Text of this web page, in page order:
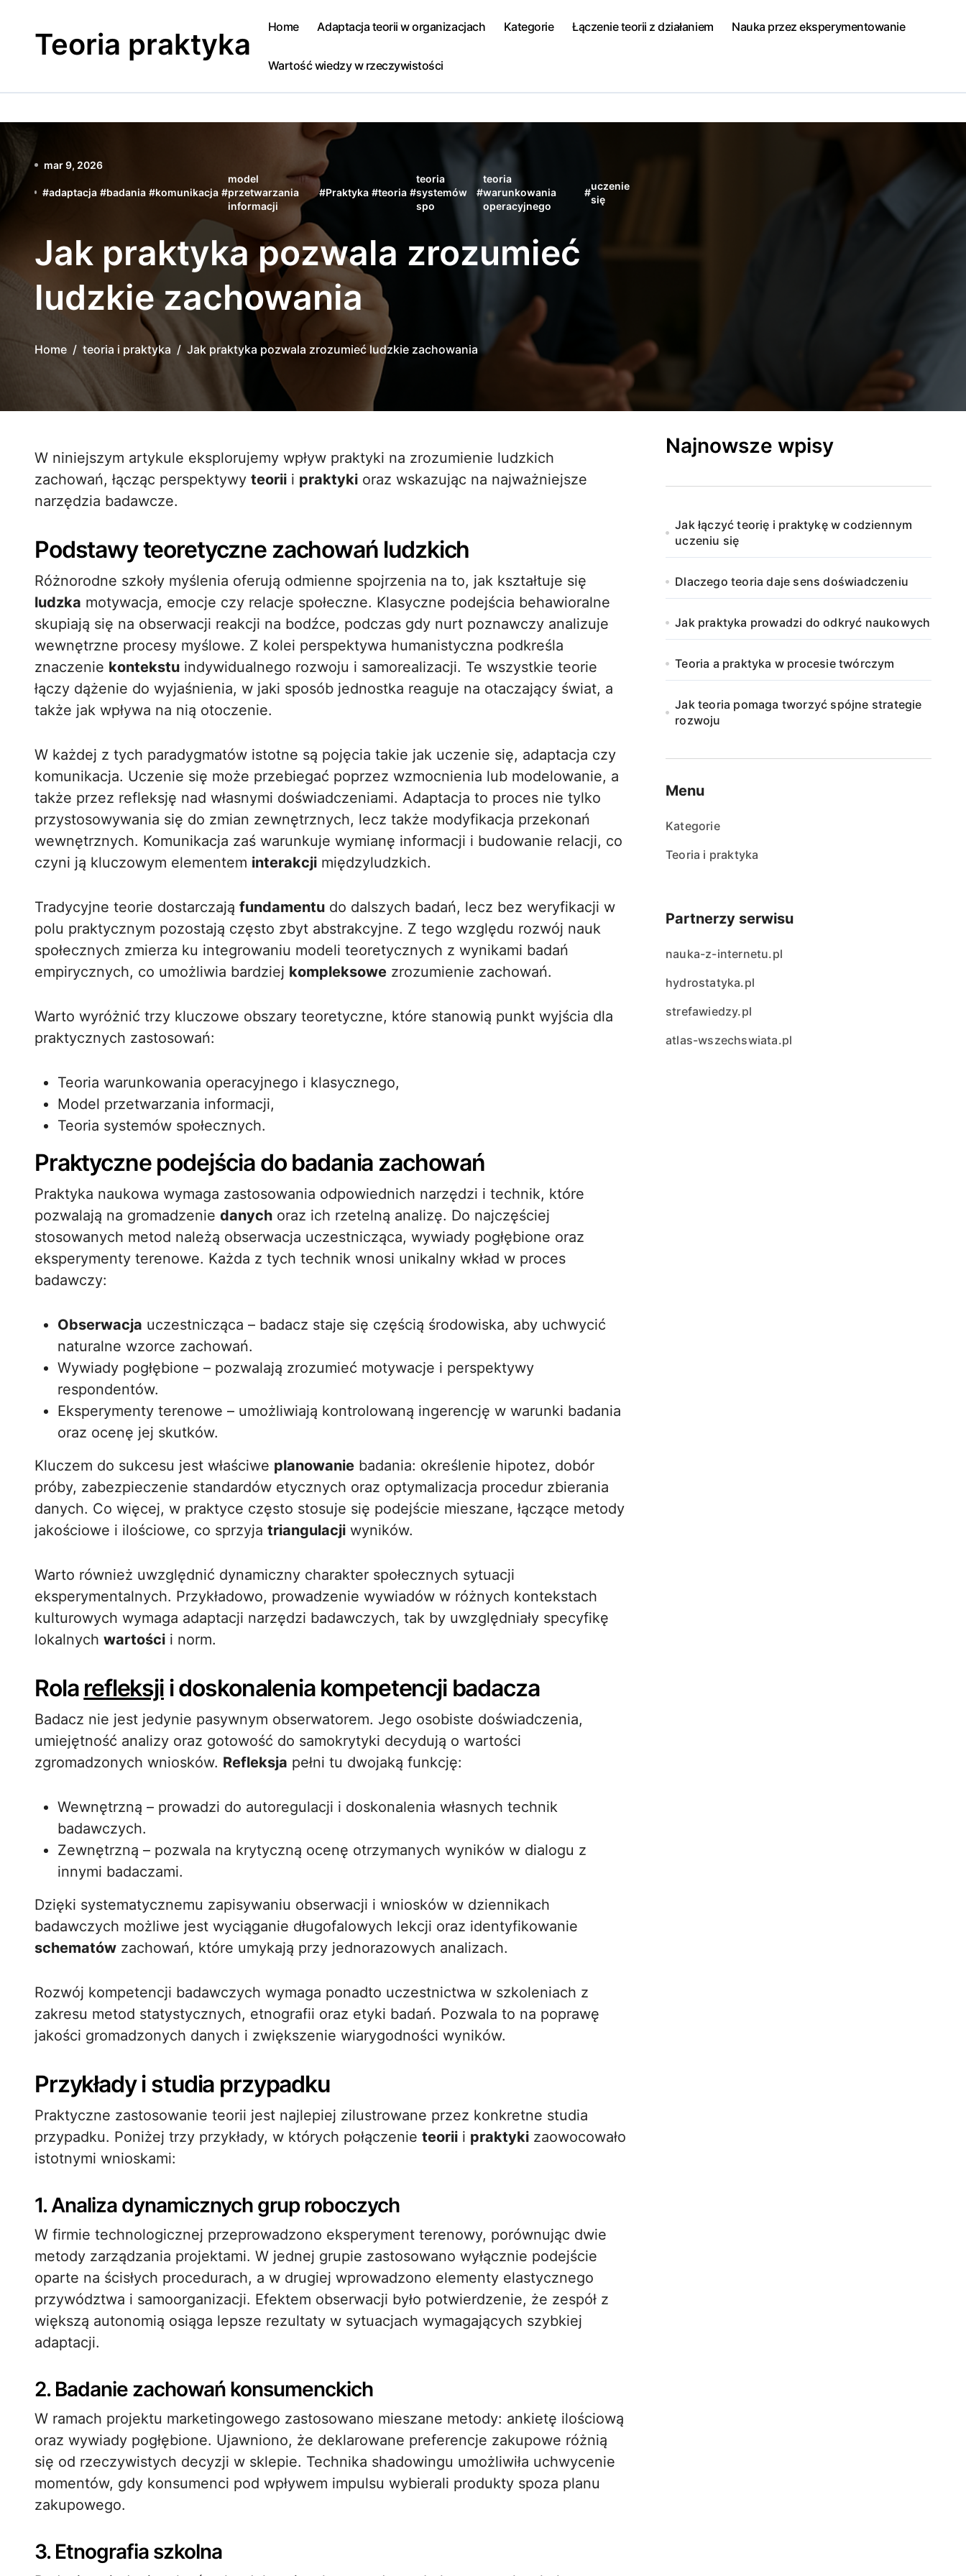
contentTeoria praktyka Home Adaptacja teorii w organizacjach Kategorie Łączenie teorii z działaniem Nauka przez eksperymentowanie
Wartość wiedzy w rzeczywistości
mar 9, 2026
#adaptacja #badania #komunikacja #
model
przetwarzania
informacji
#Praktyka #teoria #
teoria
systemów
spo
#
teoria
warunkowania
operacyjnego
#
uczenie
się
Jak praktyka pozwala zrozumieć
ludzkie zachowania
Home teoria i praktyka Jak praktyka pozwala zrozumieć ludzkie zachowania
W niniejszym artykule eksplorujemy wpływ praktyki na zrozumienie ludzkich
zachowań, łącząc perspektywy teorii i praktyki oraz wskazując na najważniejsze
narzędzia badawcze.
Podstawy teoretyczne zachowań ludzkich
Różnorodne szkoły myślenia oferują odmienne spojrzenia na to, jak kształtuje się
ludzka motywacja, emocje czy relacje społeczne. Klasyczne podejścia behawioralne
skupiają się na obserwacji reakcji na bodźce, podczas gdy nurt poznawczy analizuje
wewnętrzne procesy myślowe. Z kolei perspektywa humanistyczna podkreśla
znaczenie kontekstu indywidualnego rozwoju i samorealizacji. Te wszystkie teorie
łączy dążenie do wyjaśnienia, w jaki sposób jednostka reaguje na otaczający świat, a
także jak wpływa na nią otoczenie.
W każdej z tych paradygmatów istotne są pojęcia takie jak uczenie się, adaptacja czy
komunikacja. Uczenie się może przebiegać poprzez wzmocnienia lub modelowanie, a
także przez refleksję nad własnymi doświadczeniami. Adaptacja to proces nie tylko
przystosowywania się do zmian zewnętrznych, lecz także modyfikacja przekonań
wewnętrznych. Komunikacja zaś warunkuje wymianę informacji i budowanie relacji, co
czyni ją kluczowym elementem interakcji międzyludzkich.
Tradycyjne teorie dostarczają fundamentu do dalszych badań, lecz bez weryfikacji w
polu praktycznym pozostają często zbyt abstrakcyjne. Z tego względu rozwój nauk
społecznych zmierza ku integrowaniu modeli teoretycznych z wynikami badań
empirycznych, co umożliwia bardziej kompleksowe zrozumienie zachowań.
Warto wyróżnić trzy kluczowe obszary teoretyczne, które stanowią punkt wyjścia dla
praktycznych zastosowań:
Teoria warunkowania operacyjnego i klasycznego,
Model przetwarzania informacji,
Teoria systemów społecznych.
Praktyczne podejścia do badania zachowań
Praktyka naukowa wymaga zastosowania odpowiednich narzędzi i technik, które
pozwalają na gromadzenie danych oraz ich rzetelną analizę. Do najczęściej
stosowanych metod należą obserwacja uczestnicząca, wywiady pogłębione oraz
eksperymenty terenowe. Każda z tych technik wnosi unikalny wkład w proces
badawczy:
Obserwacja uczestnicząca – badacz staje się częścią środowiska, aby uchwycić
naturalne wzorce zachowań.
Wywiady pogłębione – pozwalają zrozumieć motywacje i perspektywy
respondentów.
Eksperymenty terenowe – umożliwiają kontrolowaną ingerencję w warunki badania
oraz ocenę jej skutków.
Kluczem do sukcesu jest właściwe planowanie badania: określenie hipotez, dobór
próby, zabezpieczenie standardów etycznych oraz optymalizacja procedur zbierania
danych. Co więcej, w praktyce często stosuje się podejście mieszane, łączące metody
jakościowe i ilościowe, co sprzyja triangulacji wyników.
Warto również uwzględnić dynamiczny charakter społecznych sytuacji
eksperymentalnych. Przykładowo, prowadzenie wywiadów w różnych kontekstach
kulturowych wymaga adaptacji narzędzi badawczych, tak by uwzględniały specyfikę
lokalnych wartości i norm.
Rola refleksjii doskonalenia kompetencji badacza
Badacz nie jest jedynie pasywnym obserwatorem. Jego osobiste doświadczenia,
umiejętność analizy oraz gotowość do samokrytyki decydują o wartości
zgromadzonych wniosków. Refleksja pełni tu dwojaką funkcję:
Wewnętrzną – prowadzi do autoregulacji i doskonalenia własnych technik
badawczych.
Zewnętrzną – pozwala na krytyczną ocenę otrzymanych wyników w dialogu z
innymi badaczami.
Dzięki systematycznemu zapisywaniu obserwacji i wniosków w dziennikach
badawczych możliwe jest wyciąganie długofalowych lekcji oraz identyfikowanie
schematów zachowań, które umykają przy jednorazowych analizach.
Rozwój kompetencji badawczych wymaga ponadto uczestnictwa w szkoleniach z
zakresu metod statystycznych, etnografii oraz etyki badań. Pozwala to na poprawę
jakości gromadzonych danych i zwiększenie wiarygodności wyników.
Przykłady i studia przypadku
Praktyczne zastosowanie teorii jest najlepiej zilustrowane przez konkretne studia
przypadku. Poniżej trzy przykłady, w których połączenie teorii i praktyki zaowocowało
istotnymi wnioskami:
1. Analiza dynamicznych grup roboczych
W firmie technologicznej przeprowadzono eksperyment terenowy, porównując dwie
metody zarządzania projektami. W jednej grupie zastosowano wyłącznie podejście
oparte na ścisłych procedurach, a w drugiej wprowadzono elementy elastycznego
przywództwa i samoorganizacji. Efektem obserwacji było potwierdzenie, że zespół z
większą autonomią osiąga lepsze rezultaty w sytuacjach wymagających szybkiej
adaptacji.
2. Badanie zachowań konsumenckich
W ramach projektu marketingowego zastosowano mieszane metody: ankietę ilościową
oraz wywiady pogłębione. Ujawniono, że deklarowane preferencje zakupowe różnią
się od rzeczywistych decyzji w sklepie. Technika shadowingu umożliwiła uchwycenie
momentów, gdy konsumenci pod wpływem impulsu wybierali produkty spoza planu
zakupowego.
3. Etnografia szkolna
Najnowsze wpisy
Jak łączyć teorię i praktykę w codziennym
uczeniu się
Dlaczego teoria daje sens doświadczeniu
Jak praktyka prowadzi do odkryć naukowych
Teoria a praktyka w procesie twórczym
Jak teoria pomaga tworzyć spójne strategie
rozwoju
Menu
Kategorie
Teoria i praktyka
Partnerzy serwisu
nauka-z-internetu.pl
hydrostatyka.pl
strefawiedzy.pl
atlas-wszechswiata.pl